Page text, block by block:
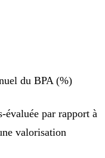
du BPA (%)
évaluée par rapport à
valorisation